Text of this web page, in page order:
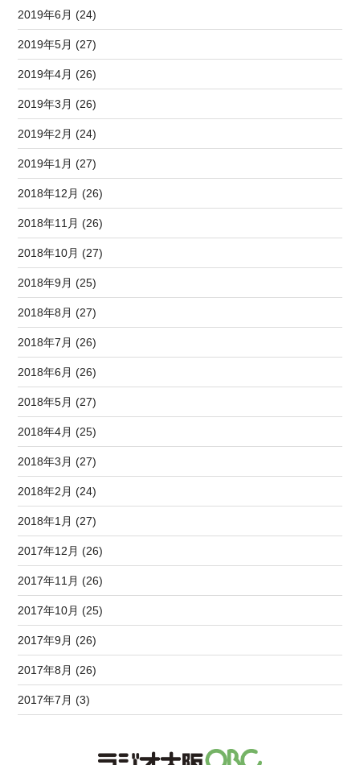
2019年6月 (24)
2019年5月 (27)
2019年4月 (26)
2019年3月 (26)
2019年2月 (24)
2019年1月 (27)
2018年12月 (26)
2018年11月 (26)
2018年10月 (27)
2018年9月 (25)
2018年8月 (27)
2018年7月 (26)
2018年6月 (26)
2018年5月 (27)
2018年4月 (25)
2018年3月 (27)
2018年2月 (24)
2018年1月 (27)
2017年12月 (26)
2017年11月 (26)
2017年10月 (25)
2017年9月 (26)
2017年8月 (26)
2017年7月 (3)